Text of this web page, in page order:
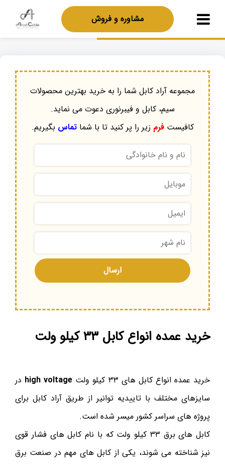
مشاوره و فروش
مجموعه آراد کابل شما را به خرید بهترین محصولات
سیم، کابل و فیبرنوری دعوت می نماید.
کافیستفرم زیر را پر کنید تا با شماتماس بگیریم.
خرید عمده انواع کابل ۳۳ کیلو ولت
خرید عمده انواع کابل های ۳۳ کیلو ولت high voltage در
سایزهای مختلف با تاییدیه توانیر از طریق آراد کابل برای
پروژه های سراسر کشور میسر شده است.
کابل های برق ۳۳ کیلو ولت که با نام کابل های فشار قوی
نیز شناخته می شوند، یکی از کابل های مهم در صنعت برق